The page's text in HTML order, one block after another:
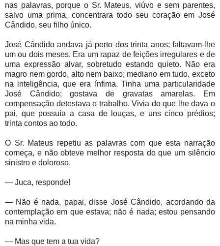
nas palavras, porque o Sr. Mateus, viúvo e sem parentes,
salvo uma prima, concentrara todo seu coração em José
Cândido, seu filho único.
José Cândido andava já perto dos trinta anos; faltavam-lhe
um ou dois meses. Era um rapaz de feições irregulares e de
uma expressão alvar, sobretudo estando quieto. Não era
magro nem gordo, alto nem baixo; mediano em tudo, exceto
na inteligência, que era ínfima. Tinha uma particularidade
José Cândido; gostava de gravatas amarelas. Em
compensação detestava o trabalho. Vivia do que lhe dava o
pai, que possuía a casa de louças, e uns cinco prédios;
trinta contos ao todo.
O Sr. Mateus repetiu as palavras com que esta narração
começa, e não obteve melhor resposta do que um silêncio
sinistro e doloroso.
— Juca, responde!
— Não é nada, papai, disse José Cândido, acordando da
contemplação em que estava; não é nada; estou pensando
na minha vida.
— Mas que tem a tua vida?